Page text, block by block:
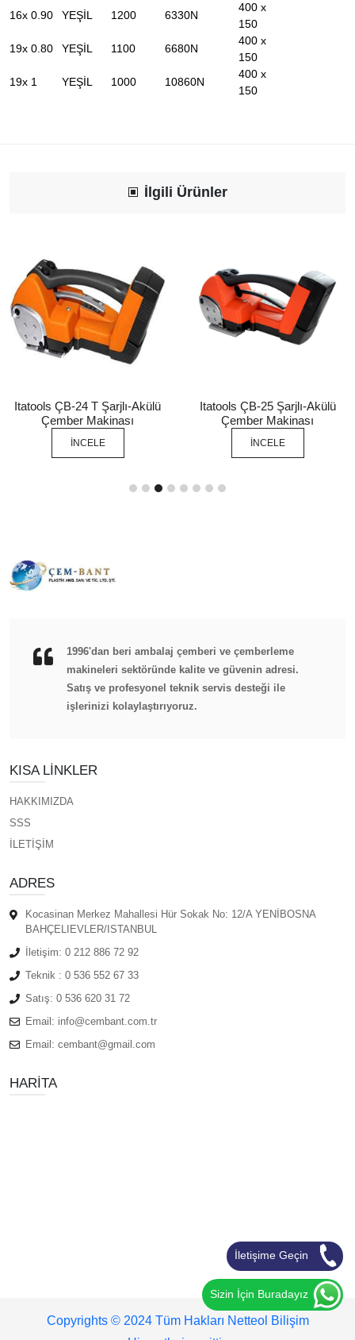
16x 0.90
YEŞİL 1200 6330N
400 x
150
19x 0.80
YEŞİL 1100 6680N
400 x
150
19x 1
YEŞİL 1000 10860N
400 x
150
İlgili Ürünler
Itatools ÇB-24 T Şarjlı-Akülü
Çember Makinası
İNCELE
Itatools ÇB-25 Şarjlı-Akülü
Çember Makinası
İNCELE
1996'dan beri ambalaj çemberi ve çemberleme
makineleri sektöründe kalite ve güvenin adresi.
Satış ve profesyonel teknik servis desteği ile
işlerinizi kolaylaştırıyoruz.
KISA LINKLER
HAKKIMIZDA
SSS
İLETİŞİM
ADRES
Kocasinan Merkez Mahallesi Hür Sokak No: 12/A YENİBOSNA
BAHÇELIEVLER/ISTANBUL
İletişim: 0 212 886 72 92
Teknik : 0 536 552 67 33
Satış: 0 536 620 31 72
Email: info@cembant.com.tr
Email: cembant@gmail.com
HARITA
Copyrights © 2024 Tüm Hakları Netteol Bilişim
Sizin İçin Buradayız
İletişime Geçin